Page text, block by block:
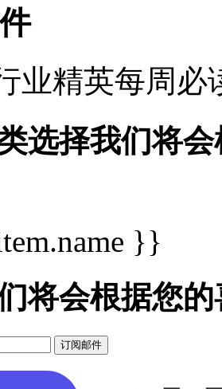
业精英每周
选择我们将
}}
将会根据您
订阅邮件